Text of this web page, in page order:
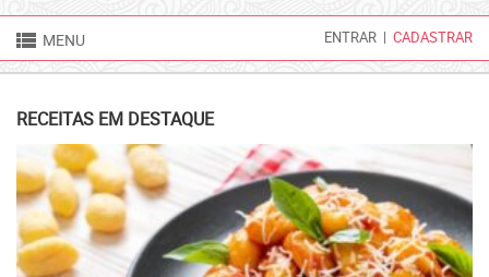
 MENU ENTRAR | CADASTRAR
RECEITAS EM DESTAQUE